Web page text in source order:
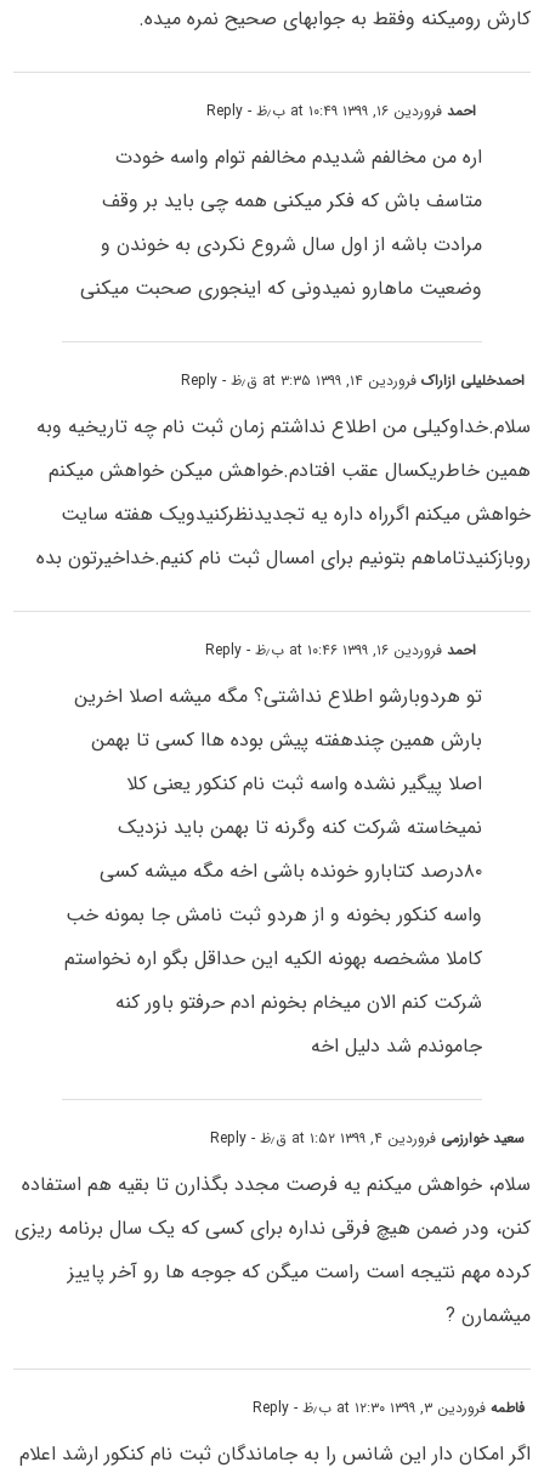
کارش رومیکنه وفقط به جوابهای صحیح نمره میده.
احمدفروردین ۱۶, ۱۳۹۹ at ۱۰:۴۹ ب٫ظ - Reply
اره من مخالفم شدیدم مخالفم توام واسه خودت
متاسف باش که فکر میکنی همه چی باید بر وقف
مرادت باشه از اول سال شروع نکردی به خوندن و
وضعیت ماهارو نمیدونی که اینجوری صحبت میکنی
احمدخلیلی ازاراکفروردین ۱۴, ۱۳۹۹ at ۳:۳۵ ق٫ظ - Reply
سلام.خداوکیلی من اطلاع نداشتم زمان ثبت نام چه تاریخیه وبه
همین خاطریکسال عقب افتادم.خواهش میکن خواهش میکنم
خواهش میکنم اگرراه داره یه تجدیدنظرکنیدویک هفته سایت
روبازکنیدتاماهم بتونیم برای امسال ثبت نام کنیم.خداخیرتون بده
احمدفروردین ۱۶, ۱۳۹۹ at ۱۰:۴۶ ب٫ظ - Reply
تو هردوبارشو اطلاع نداشتی؟ مگه میشه اصلا اخرین
بارش همین چندهفته پیش بوده هاا کسی تا بهمن
اصلا پیگیر نشده واسه ثبت نام کنکور یعنی کلا
نمیخاسته شرکت کنه وگرنه تا بهمن باید نزدیک
۸۰درصد کتابارو خونده باشی اخه مگه میشه کسی
واسه کنکور بخونه و از هردو ثبت نامش جا بمونه خب
کاملا مشخصه بهونه الکیه این حداقل بگو اره نخواستم
شرکت کنم الان میخام بخونم ادم حرفتو باور کنه
جاموندم شد دلیل اخه
سعید خوارزمی فروردین ۴, ۱۳۹۹ at ۱:۵۲ ق٫ظ - Reply
سلام، خواهش میکنم یه فرصت مجدد بگذارن تا بقیه هم استفاده
کنن، ودر ضمن هیچ فرقی نداره برای کسی که یک سال برنامه ریزی
کرده مهم نتیجه است راست میگن که جوجه ها رو آخر پاییز
میشمارن ?
فاطمهفروردین ۳, ۱۳۹۹ at ۱۲:۳۰ ب٫ظ - Reply
اگر امکان دار این شانس را به جاماندگان ثبت نام کنکور ارشد اعلام